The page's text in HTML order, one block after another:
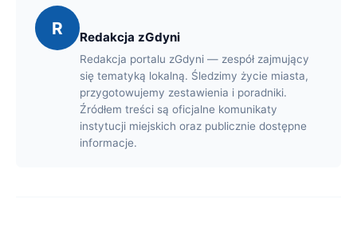
R Redakcja zGdyni
Redakcja portalu zGdyni — zespół zajmujący
się tematyką lokalną. Śledzimy życie miasta,
przygotowujemy zestawienia i poradniki.
Źródłem treści są oficjalne komunikaty
instytucji miejskich oraz publicznie dostępne
informacje.